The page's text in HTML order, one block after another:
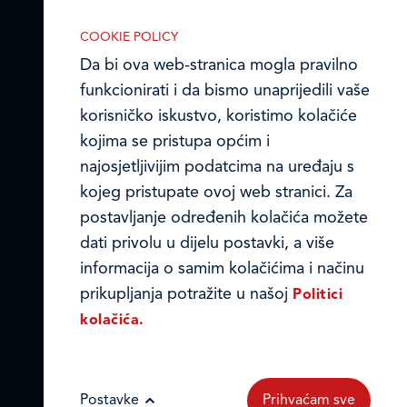
COOKIE POLICY
Da bi ova web-stranica mogla pravilno
funkcionirati i da bismo unaprijedili vaše
korisničko iskustvo, koristimo kolačiće
kojima se pristupa općim i
najosjetljivijim podatcima na uređaju s
kojeg pristupate ovoj web stranici. Za
postavljanje određenih kolačića možete
dati privolu u dijelu postavki, a više
informacija o samim kolačićima i načinu
prikupljanja potražite u našoj Politici
kolačića.
IZABERITE KOLAČIĆE NA STRANICI
Omogućite ili onemogućite web-
stranici upotrebu funkcionalnih i/ili
reklamnih kolačića opisanih u nastavku:
Postavke Prihvaćam sve